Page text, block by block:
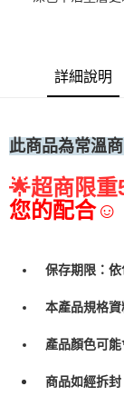
詳細說明
此商品為常溫
🌟超商限重
您的配合☺
保存期限：
本產品規格
產品顏色可
商品如經拆